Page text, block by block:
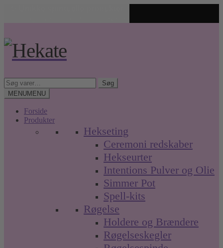
navigation
indhold
Søg
efter:
Søg
MENUMENU
Forside
Produkter
Hekseting
Ceremoni redskaber
Hekseurter
Intentions Pulver og Olie
Simmer Pot
Spell-kits
Røgelse
Holdere og Brændere
Røgelseskegler